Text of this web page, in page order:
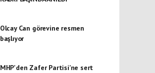
Olcay Can görevine resmen
başlıyor
MHP'den Zafer Partisi'ne sert